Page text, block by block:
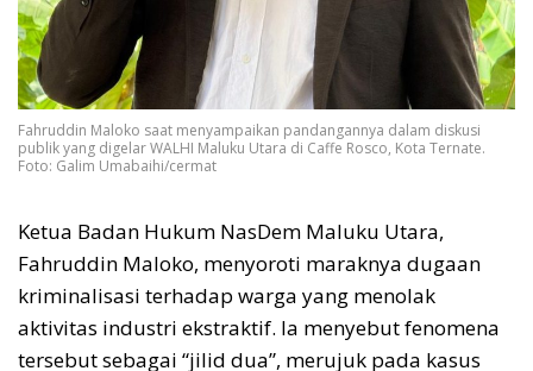
Fahruddin Maloko saat menyampaikan pandangannya dalam diskusi
publik yang digelar WALHI Maluku Utara di Caffe Rosco, Kota Ternate.
Foto: Galim Umabaihi/cermat
Ketua Badan Hukum NasDem Maluku Utara,
Fahruddin Maloko, menyoroti maraknya dugaan
kriminalisasi terhadap warga yang menolak
aktivitas industri ekstraktif. Ia menyebut fenomena
tersebut sebagai “jilid dua”, merujuk pada kasus